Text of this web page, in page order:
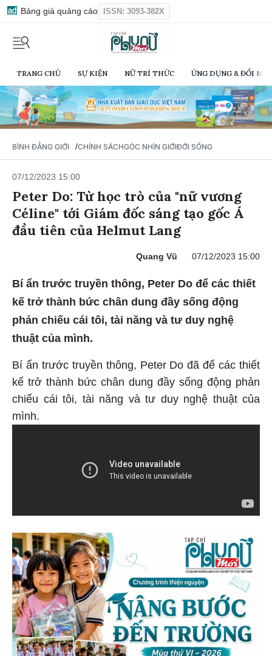
Bảng giá quảng cáo ISSN: 3093-382X
TRANG CHỦ SỰ KIỆN NỮ TRÍ THỨC ỨNG DỤNG & ĐỔI
BÌNH ĐẲNG GIỚI /CHÍNH SÁCHGÓC NHÌN GIỚIĐỜI SỐNG
07/12/2023 15:00
Peter Do: Từ học trò của "nữ vương
Céline" tới Giám đốc sáng tạo gốc Á
đầu tiên của Helmut Lang
Quang Vũ 07/12/2023 15:00
Bí ẩn trước truyền thông, Peter Do để các thiết
kế trở thành bức chân dung đầy sống động
phản chiếu cái tôi, tài năng và tư duy nghệ
thuật của mình.
Bí ẩn trước truyền thông, Peter Do đã để các thiết
kế trở thành bức chân dung đầy sống động phản
chiếu cái tôi, tài năng và tư duy nghệ thuật của
mình.